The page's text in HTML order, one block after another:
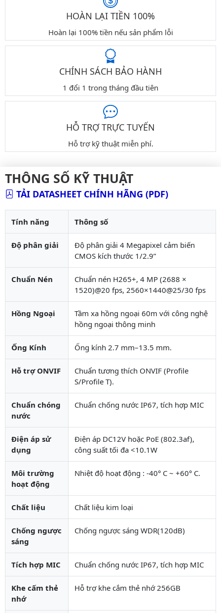
HOÀN LẠI TIỀN 100%
Hoàn lại 100% tiền nếu sản phẩm lỗi
CHÍNH SÁCH BẢO HÀNH
1 đổi 1 trong tháng đầu tiên
HỖ TRỢ TRỰC TUYẾN
Hỗ trợ kỹ thuật miễn phí.
THÔNG SỐ KỸ THUẬT
TẢI DATASHEET CHÍNH HÃNG (PDF)
Tính năng Thông số
Độ phân giải
Độ phân giải 4 Megapixel cảm biến
CMOS kích thước 1/2.9”
Chuẩn Nén
Chuẩn nén H265+, 4 MP (2688 ×
1520)@20 fps, 2560×1440@25/30 fps
Hồng Ngoại
Tầm xa hồng ngoại 60m với công nghệ
hồng ngoại thông minh
Ống Kính Ống kính 2.7 mm–13.5 mm.
Hỗ trợ ONVIF
Chuẩn tương thích ONVIF (Profile
S/Profile T).
Chuẩn chóng
nước
Chuẩn chống nước IP67, tích hợp MIC
Điện áp sử
dụng
Điện áp DC12V hoặc PoE (802.3af),
công suất tối đa <10.1W
Môi trường
hoạt động
Nhiệt độ hoạt động : -40° C ~ +60° C.
Chất liệu Chất liệu kim loại
Chống ngược
sáng
Chống ngược sáng WDR(120dB)
Tích hợp MIC Chuẩn chống nước IP67, tích hợp MIC
Khe cấm thẻ
nhớ
Hỗ trợ khe cắm thẻ nhớ 256GB